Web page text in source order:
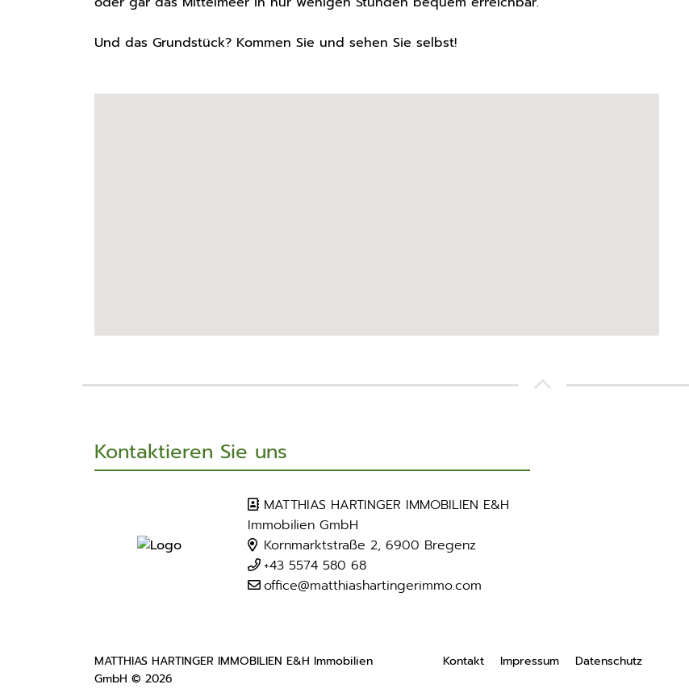
Und das Grundstück? Kommen Sie und sehen Sie selbst!
Kontaktieren Sie uns
MATTHIAS HARTINGER IMMOBILIEN E&H
Immobilien GmbH
Kornmarktstraße 2, 6900 Bregenz
+43 5574 580 68
office@matthiashartingerimmo.com
MATTHIAS HARTINGER IMMOBILIEN E&H Immobilien
GmbH © 2026
Kontakt Impressum Datenschutz